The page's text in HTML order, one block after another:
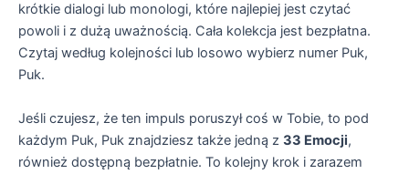
krótkie dialogi lub monologi, które najlepiej jest czytać
powoli i z dużą uważnością. Cała kolekcja jest bezpłatna.
Czytaj według kolejności lub losowo wybierz numer Puk,
Puk.
Jeśli czujesz, że ten impuls poruszył coś w Tobie, to pod
każdym Puk, Puk znajdziesz także jedną z 33 Emocji,
również dostępną bezpłatnie. To kolejny krok i zarazem